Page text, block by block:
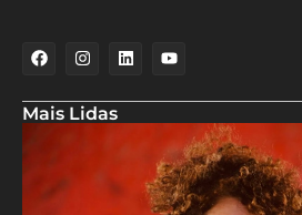
Mais Lidas